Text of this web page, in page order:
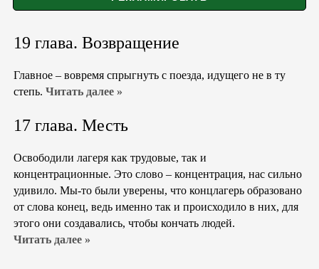
19 глава. Возвращение
Главное – вовремя спрыгнуть с поезда, идущего не в ту
степь. Читать далее »
17 глава. Месть
Освободили лагеря как трудовые, так и
концентрационные. Это слово – концентрация, нас сильно
удивило. Мы-то были уверены, что концлагерь образовано
от слова конец, ведь именно так и происходило в них, для
этого они создавались, чтобы кончать людей.
Читать далее »